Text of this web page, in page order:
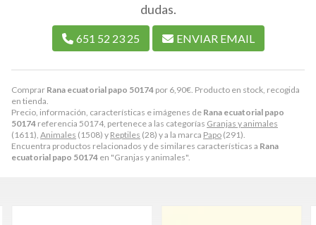
Comprar Rana ecuatorial papo 50174 por 6,90€ . Producto en stock, recogida
en tienda.
Precio, información, características e imágenes de Rana ecuatorial papo
50174 referencia 50174, pertenece a las categorías Granjas y animales
(1611), Animales (1508) y Reptiles (28) y a la marca Papo (291).
Encuentra productos relacionados y de similares características a Rana
ecuatorial papo 50174 en "Granjas y animales".
dudas.
651 52 23 25 ENVIAR EMAIL